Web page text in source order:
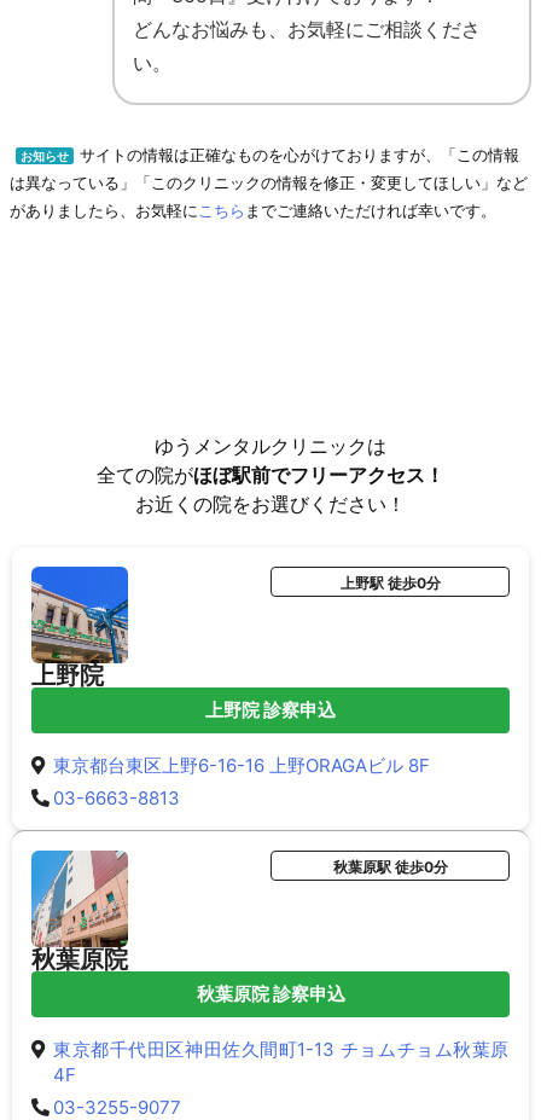
どんなお悩みも、お気軽にご相談くださ
い。
お知らせ
サイトの情報は正確なものを心がけておりますが、「この情報
は異なっている」「このクリニックの情報を修正・変更してほしい」など
がありましたら、お気軽に こちら までご連絡いただければ幸いです。
ゆうメンタルクリニックは
全ての院がほぼ駅前でフリーアクセス！
お近くの院をお選びください！
上野院
上野駅 徒歩0分
上野院 診察申込
東京都台東区上野6-16-16 上野ORAGAビル 8F
03-6663-8813
秋葉原院
秋葉原駅 徒歩0分
秋葉原院 診察申込
東京都千代田区神田佐久間町1-13 チョムチョム秋葉原
4F
03-3255-9077